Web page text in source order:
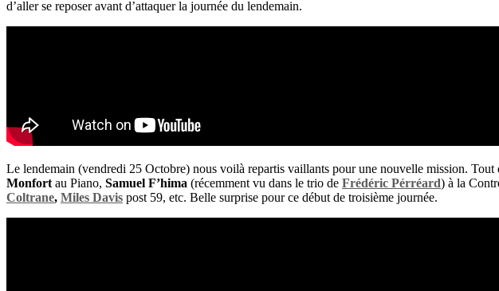
d’aller se reposer avant d’attaquer la journée du lendemain.
Le lendemain (vendredi 25 Octobre) nous voilà repartis vaillants pour une nouvelle mission. Tout
Monfort au Piano, Samuel F’hima (récemment vu dans le trio de Frédéric Pérréard) à la
Coltrane, Miles Davis post 59, etc. Belle surprise pour ce début de troisième journée.